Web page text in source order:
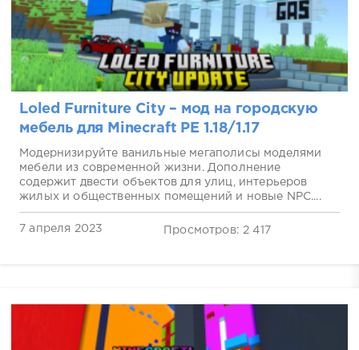
Loled Furniture City – мод на городскую
мебель для Minecraft PE 1.18/1.17
Модернизируйте ванильные мегаполисы моделями
мебели из современной жизни. Дополнение
содержит двести объектов для улиц, интерьеров
жилых и общественных помещений и новые NPC....
7 апреля 2023 Просмотров: 2 417